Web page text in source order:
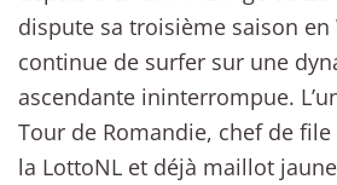
dispute sa troisième saison
continue de surfer sur une
ascendante ininterrompue.
Tour de Romandie, chef de
la LottoNL et déjà maillot